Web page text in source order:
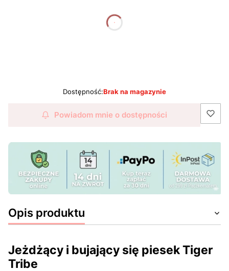
godziny
Dostępność:Brak na magazynie
Powiadom mnie o dostępności
Opis produktu
Jeżdżący i bujający się piesek Tiger
Tribe